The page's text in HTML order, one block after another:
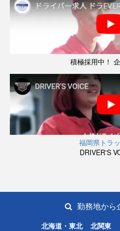
積極採用中！
福岡県トラ
DRIVER'S
勤務地から
北海道・東北 北関東